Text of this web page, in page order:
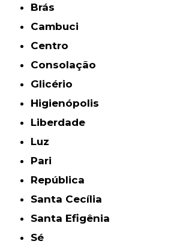
Brás
Cambuci
Centro
Consolação
Glicério
Higienópolis
Liberdade
Luz
Pari
República
Santa Cecília
Santa Efigênia
Sé